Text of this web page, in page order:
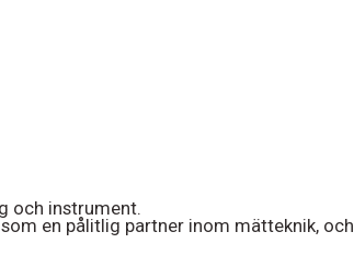
och instrument.
en pålitlig partner inom mätteknik, och